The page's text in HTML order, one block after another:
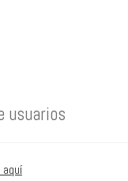
usuarios